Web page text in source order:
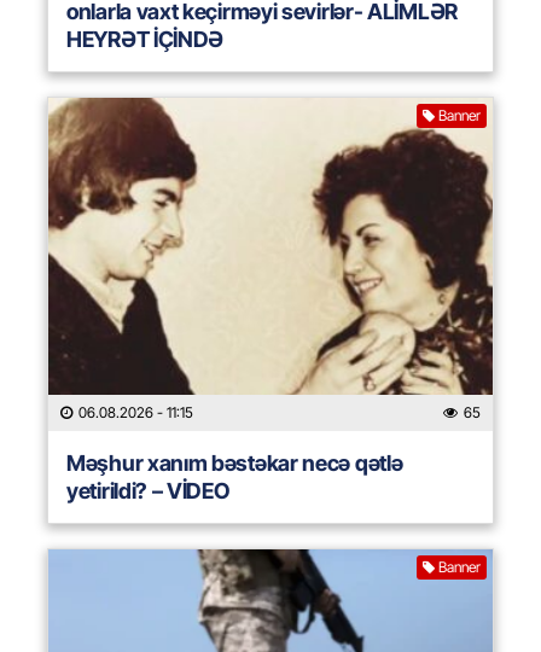
onlarla vaxt keçirməyi sevirlər- ALİMLƏR
HEYRƏT İÇİNDƏ
Banner
06.08.2026 - 11:15 65
Məşhur xanım bəstəkar necə qətlə
yetirildi? – VİDEO
Banner